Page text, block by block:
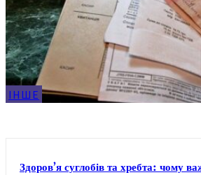
ІНШЕ
Здоров’я суглобів та хребта: чому